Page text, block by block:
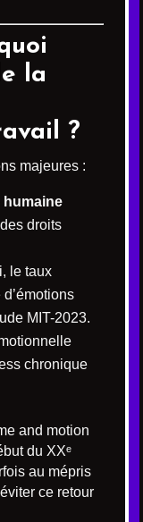
la
?
majeures :
humaine
droits
le taux
d’émotions
MIT-2023.
chronique
and motion
du XXᵉ
au mépris
ce retour